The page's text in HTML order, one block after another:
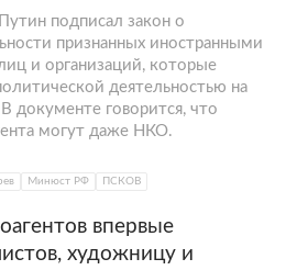
подписал закон о
признанных иностранными
и организаций, которые
деятельностью на
документе говорится, что
могут даже НКО.
Минюст РФ ПСКОВ
впервые
художницу и